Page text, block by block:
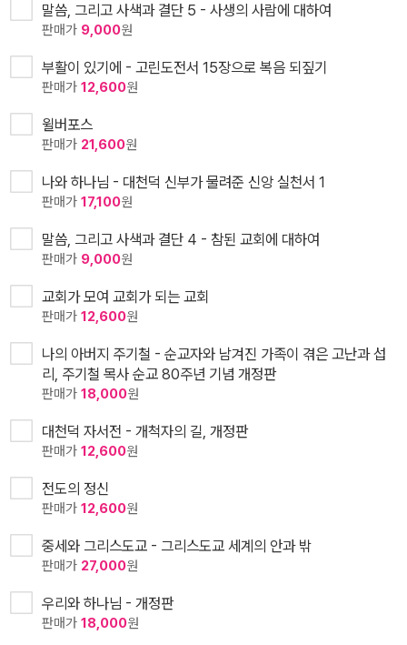
말씀, 그리고 사색과 결단 5 - 사생의 사람에 대하여
판매가 9,000원
부활이 있기에 - 고린도전서 15장으로 복음 되짚기
판매가 12,600원
윌버포스
판매가 21,600원
나와 하나님 - 대천덕 신부가 물려준 신앙 실천서 1
판매가 17,100원
말씀, 그리고 사색과 결단 4 - 참된 교회에 대하여
판매가 9,000원
교회가 모여 교회가 되는 교회
판매가 12,600원
나의 아버지 주기철 - 순교자와 남겨진 가족이 겪은 고난과 섭
리, 주기철 목사 순교 80주년 기념 개정판
판매가 18,000원
대천덕 자서전 - 개척자의 길, 개정판
판매가 12,600원
전도의 정신
판매가 12,600원
중세와 그리스도교 - 그리스도교 세계의 안과 밖
판매가 27,000원
우리와 하나님 - 개정판
판매가 18,000원